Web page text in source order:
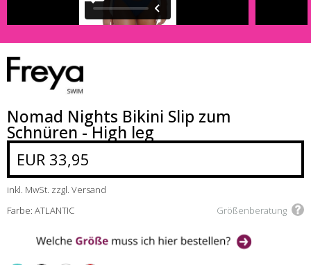
Nomad Nights Bikini Slip zum
Schnüren - High leg
EUR 33,95
inkl. MwSt. zzgl. Versand
Farbe: ATLANTIC
Größenberatung